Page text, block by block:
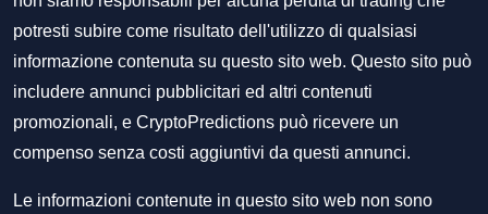
potresti subire come risultato dell'utilizzo di qualsiasi
informazione contenuta su questo sito web. Questo sito può
includere annunci pubblicitari ed altri contenuti
promozionali, e CryptoPredictions può ricevere un
compenso senza costi aggiuntivi da questi annunci.
Le informazioni contenute in questo sito web non sono